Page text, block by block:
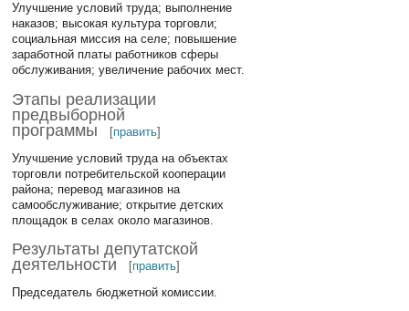
Улучшение условий труда; выполнение
наказов; высокая культура торговли;
социальная миссия на селе; повышение
заработной платы работников сферы
обслуживания; увеличение рабочих мест.
Этапы реализации
предвыборной
программы
[править]
Улучшение условий труда на объектах
торговли потребительской кооперации
района; перевод магазинов на
самообслуживание; открытие детских
площадок в селах около магазинов.
Результаты депутатской
деятельности
[править]
Председатель бюджетной комиссии.